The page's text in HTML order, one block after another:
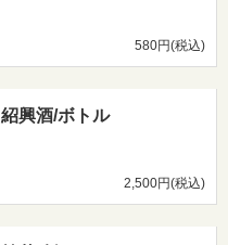
580円(税込)
紹興酒/ボトル
2,500円(税込)